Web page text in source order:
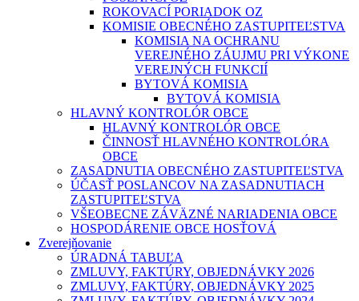
ROKOVACÍ PORIADOK OZ
KOMISIE OBECNÉHO ZASTUPITEĽSTVA
KOMISIA NA OCHRANU
VEREJNÉHO ZÁUJMU PRI VÝKONE
VEREJNÝCH FUNKCIÍ
BYTOVÁ KOMISIA
BYTOVÁ KOMISIA
HLAVNÝ KONTROLÓR OBCE
HLAVNÝ KONTROLÓR OBCE
ČINNOSŤ HLAVNÉHO KONTROLÓRA
OBCE
ZASADNUTIA OBECNÉHO ZASTUPITEĽSTVA
ÚČASŤ POSLANCOV NA ZASADNUTIACH
ZASTUPITEĽSTVA
VŠEOBECNE ZÁVÄZNÉ NARIADENIA OBCE
HOSPODÁRENIE OBCE HOSŤOVÁ
Zverejňovanie
ÚRADNÁ TABUĽA
ZMLUVY, FAKTÚRY, OBJEDNÁVKY 2026
ZMLUVY, FAKTÚRY, OBJEDNÁVKY 2025